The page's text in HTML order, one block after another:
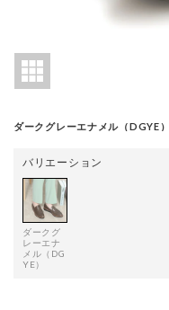
ダークグレーエナメル（DGYE）
バリエーション
ダークグ
レーエナ
メル（DG
YE）